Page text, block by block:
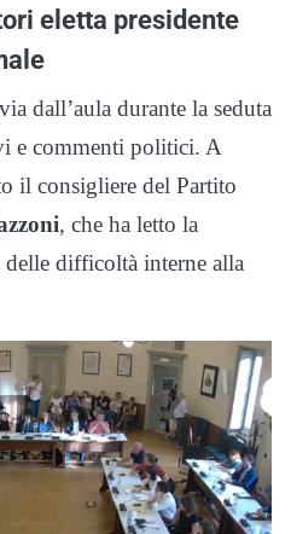
eletta presidente
dall’aula durante la seduta
e commenti politici. A
il consigliere del Partito
, che ha letto la
delle difficoltà interne alla